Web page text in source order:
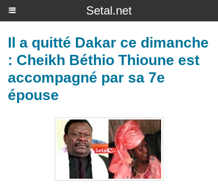
Setal.net
Il a quitté Dakar ce dimanche
: Cheikh Béthio Thioune est
accompagné par sa 7e
épouse